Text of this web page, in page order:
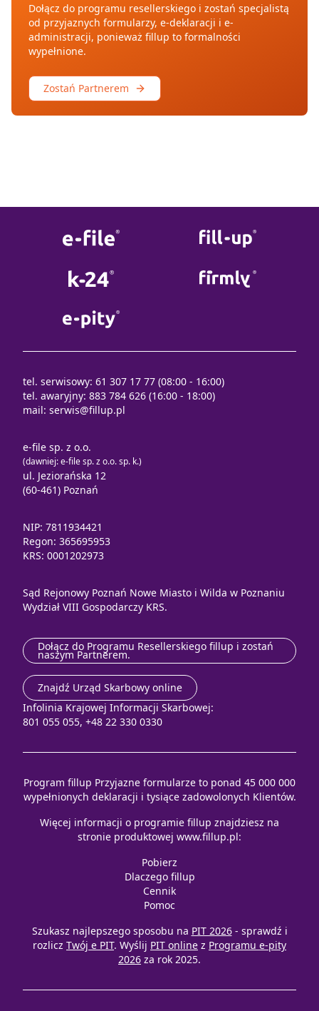
Dołącz do programu resellerskiego i zostań specjalistą
od przyjaznych formularzy, e-deklaracji i e-
administracji, ponieważ fillup to formalności
wypełnione.
Zostań Partnerem
tel. serwisowy: 61 307 17 77 (08:00 - 16:00)
tel. awaryjny: 883 784 626 (16:00 - 18:00)
mail: serwis@fillup.pl
e-file sp. z o.o.
(dawniej: e-file sp. z o.o. sp. k.)
ul. Jeziorańska 12
(60-461) Poznań
NIP: 7811934421
Regon: 365695953
KRS: 0001202973
Sąd Rejonowy Poznań Nowe Miasto i Wilda w Poznaniu
Wydział VIII Gospodarczy KRS.
Dołącz do Programu Resellerskiego fillup i zostań
naszym Partnerem.
Znajdź Urząd Skarbowy online
Infolinia Krajowej Informacji Skarbowej:
801 055 055, +48 22 330 0330
Program fillup Przyjazne formularze to ponad 45 000 000
wypełnionych deklaracji i tysiące zadowolonych Klientów.
Więcej informacji o programie fillup znajdziesz na
stronie produktowej www.fillup.pl:
Pobierz
Dlaczego fillup
Cennik
Pomoc
Szukasz najlepszego sposobu na PIT 2026 - sprawdź i
rozlicz Twój e PIT. Wyślij PIT online z Programu e-pity
2026 za rok 2025.